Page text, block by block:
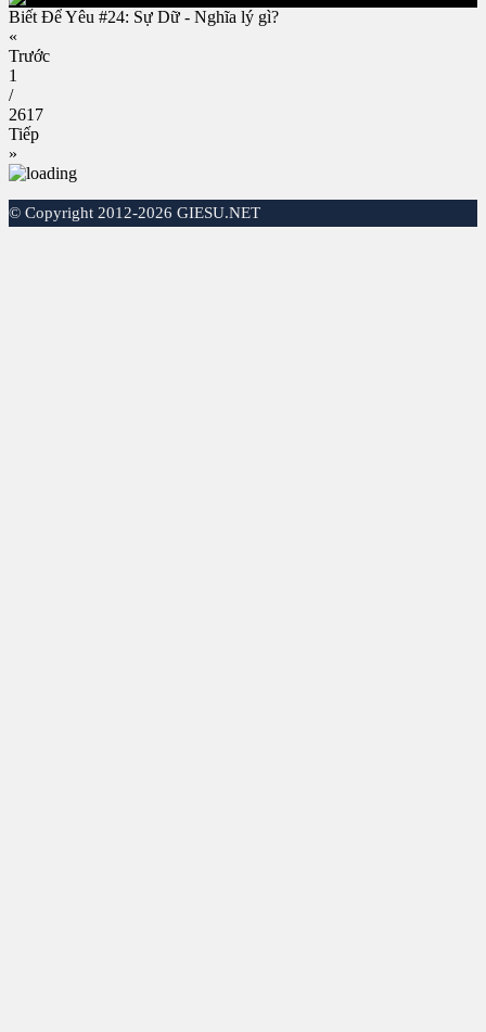
Biết Để Yêu #24: Sự Dữ - Nghĩa lý gì?
«
Trước
1
/
2617
Tiếp
»
© Copyright 2012-2026 GIESU.NET